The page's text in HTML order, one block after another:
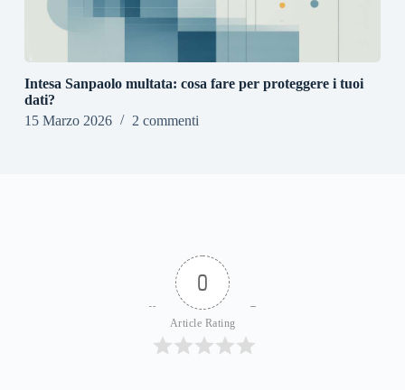
Intesa Sanpaolo multata: cosa fare per proteggere i tuoi
dati?
15 Marzo 2026
2 commenti
0
Article Rating